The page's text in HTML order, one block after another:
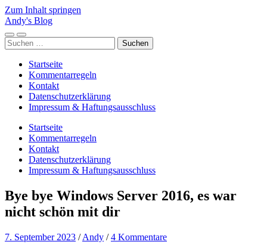
Zum Inhalt springen
Andy's Blog
Mobile-
Menü
Suchfeld
ein-/ausblenden
Suchen
nach:
Startseite
Kommentarregeln
Kontakt
Datenschutzerklärung
Impressum & Haftungsausschluss
Startseite
Kommentarregeln
Kontakt
Datenschutzerklärung
Impressum & Haftungsausschluss
Bye bye Windows Server 2016, es war
nicht schön mit dir
7. September 2023 /Andy /4 Kommentare